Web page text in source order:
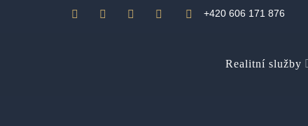
+420 606 171 876
Realitní služby